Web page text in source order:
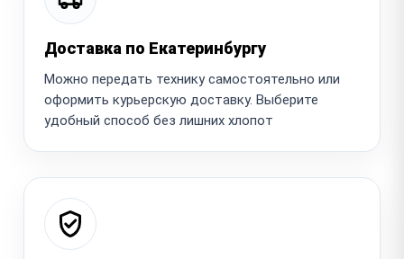
Доставка по Екатеринбургу
Можно передать технику самостоятельно или
оформить курьерскую доставку. Выберите
удобный способ без лишних хлопот